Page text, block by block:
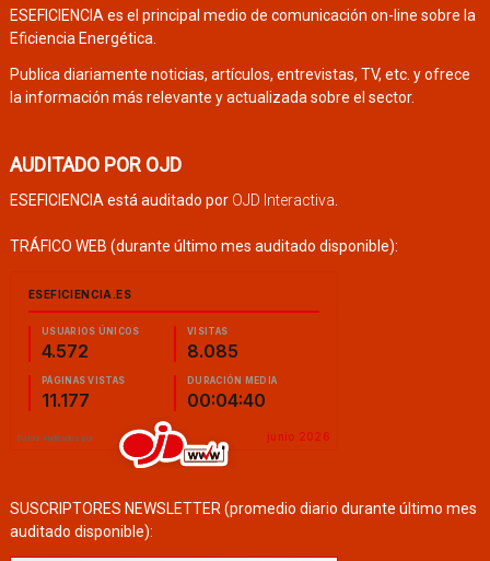
ESEFICIENCIA es el principal medio de comunicación on-line sobre la
Eficiencia Energética.
Publica diariamente noticias, artículos, entrevistas, TV, etc. y ofrece
la información más relevante y actualizada sobre el sector.
AUDITADO POR OJD
ESEFICIENCIA está auditado por OJD Interactiva.
TRÁFICO WEB (durante último mes auditado disponible):
SUSCRIPTORES NEWSLETTER (promedio diario durante último mes
auditado disponible):